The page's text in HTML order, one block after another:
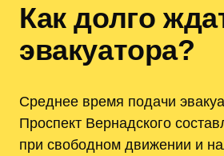
Как долго
эвакуатора?
Среднее время подачи
Проспект Вернадского
при свободном движении и